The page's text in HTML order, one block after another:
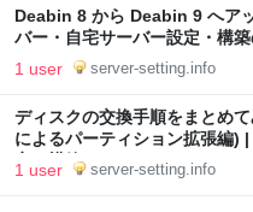
Deabin 8 から Deabin 9 へア
バー・自宅サーバー設定・構築
1 user server-setting.info
ディスクの交換手順をまとめ
によるパーティション拡張編)
定・構築のヒント
1 user server-setting.info